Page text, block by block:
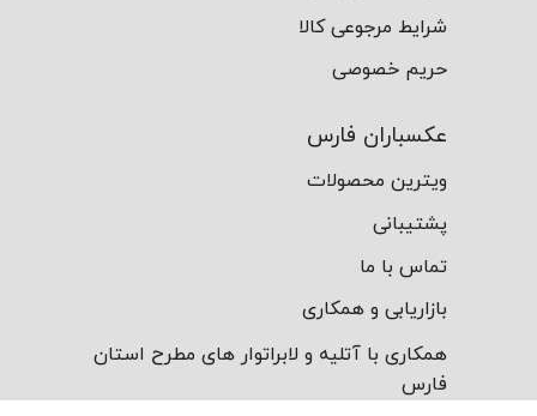
شرایط مرجوعی کالا
حریم خصوصی
عکسباران فارس
ویترین محصولات
پشتیبانی
تماس با ما
بازاریابی و همکاری
همکاری با آتلیه و لابراتوار های مطرح استان
فارس